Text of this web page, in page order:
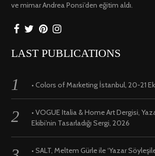
ve mimar Andrea Ponsi’den eğitim aldı.
LAST PUBLICATIONS
• Colors of Marketing İstanbul, 20-21
• VOGUE Italia & Home Art Dergisi,
Ekibi’nin Tasarladığı Sergi, 2026
• SALT, Meltem Gürle ile ‘Yazar